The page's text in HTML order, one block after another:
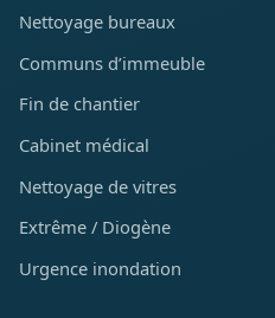
Nettoyage bureaux
Communs d’immeuble
Fin de chantier
Cabinet médical
Nettoyage de vitres
Extrême / Diogène
Urgence inondation